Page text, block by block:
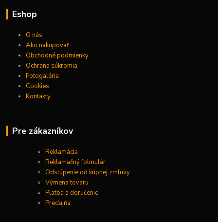
Eshop
O nás
Ako nakupovať
Obchodné podmienky
Ochrana súkromia
Fotogaléria
Cookies
Kontakty
Pre zákazníkov
Reklamácia
Reklamačný folmulár
Odstúpenie od kúpnej zmluvy
Výmena tovaru
Platba a doručenie
Predajňa